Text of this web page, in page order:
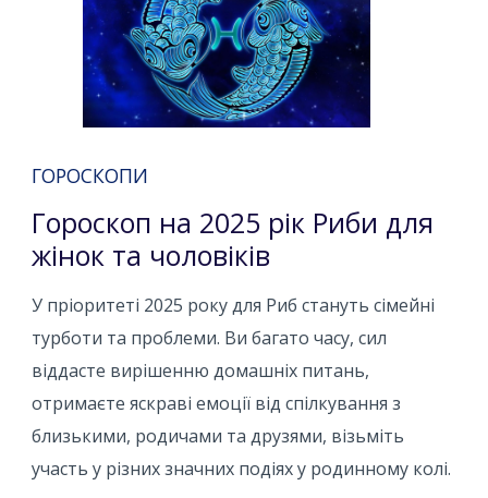
ГОРОСКОПИ
Гороскоп на 2025 рік Риби для
жінок та чоловіків
У пріоритеті 2025 року для Риб стануть сімейні
турботи та проблеми. Ви багато часу, сил
віддасте вирішенню домашніх питань,
отримаєте яскраві емоції від спілкування з
близькими, родичами та друзями, візьміть
участь у різних значних подіях у родинному колі.